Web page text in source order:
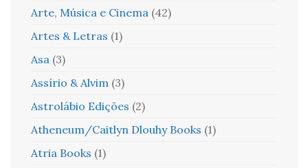
Arte, Música e Cinema (42)
Artes & Letras (1)
Asa (3)
Assírio & Alvim (3)
Astrolábio Edições (2)
Atheneum/Caitlyn Dlouhy Books (1)
Atria Books (1)